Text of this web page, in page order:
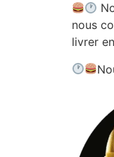
nous
livrer